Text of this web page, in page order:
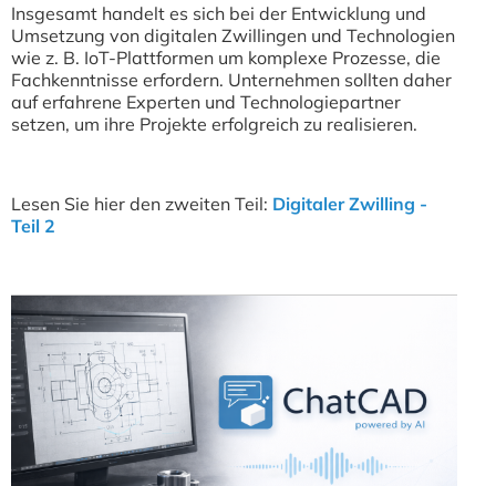
Insgesamt handelt es sich bei der Entwicklung und
Umsetzung von digitalen Zwillingen und Technologien
wie z. B. IoT-Plattformen um komplexe Prozesse, die
Fachkenntnisse erfordern. Unternehmen sollten daher
auf erfahrene Experten und Technologiepartner
setzen, um ihre Projekte erfolgreich zu realisieren.
Lesen Sie hier den zweiten Teil: Digitaler Zwilling -
Teil 2